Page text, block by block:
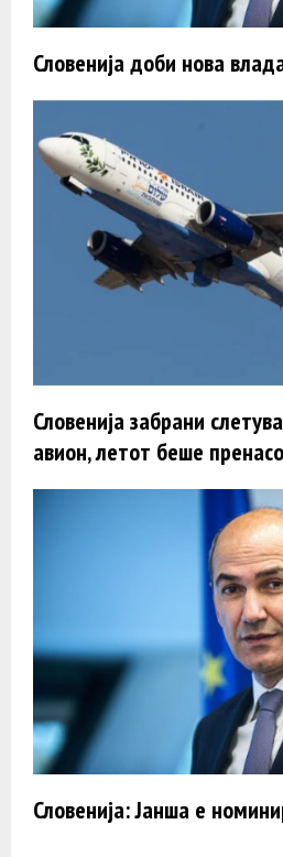
Словенија доби нова
Словенија забрани
авион, летот беше
Словенија: Јанша е